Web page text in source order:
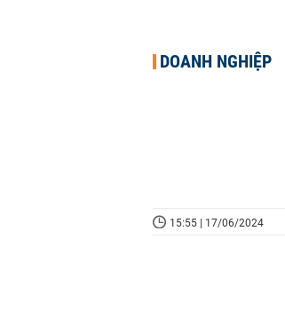
DOANH NGHIỆP
15:55 | 17/06/2024